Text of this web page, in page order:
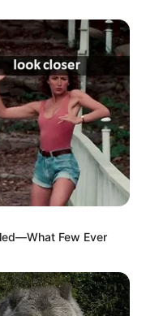
Few Ever